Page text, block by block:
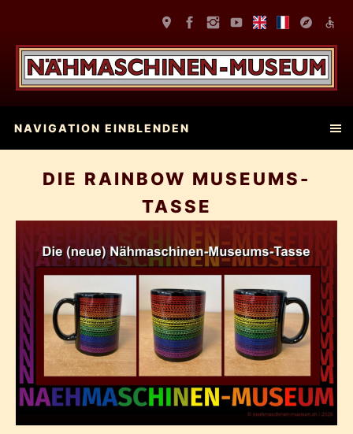
NAVIGATION EINBLENDEN
DIE RAINBOW MUSEUMS-
TASSE